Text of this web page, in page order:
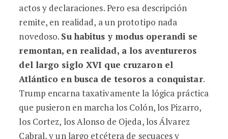
actos y declaraciones. Pero esa descripción
remite, en realidad, a un prototipo nada
novedoso. Su habitus y modus operandi se
remontan, en realidad, a los aventureros
del largo siglo XVI que cruzaron el
Atlántico en busca de tesoros a conquistar.
Trump encarna taxativamente la lógica práctica
que pusieron en marcha los Colón, los Pizarro,
los Cortez, los Alonso de Ojeda, los Álvarez
Cabral, y un largo etcétera de secuaces y